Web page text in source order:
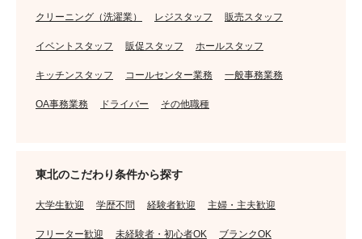
クリーニング（洗濯業） レジスタッフ 販売スタッフ
イベントスタッフ 販促スタッフ ホールスタッフ
キッチンスタッフ コールセンター業務 一般事務業務
OA事務業務 ドライバー その他職種
東北のこだわり条件から探す
大学生歓迎 学歴不問 経験者歓迎 主婦・主夫歓迎
フリーター歓迎 未経験者・初心者OK ブランクOK